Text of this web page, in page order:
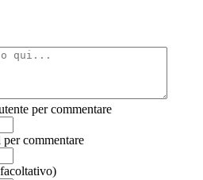
per commentare
commentare